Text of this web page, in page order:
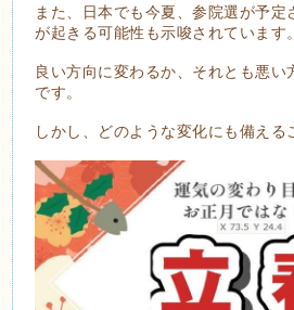
また、日本でも今夏、参院選が予
が起きる可能性も示唆されています。
良い方向に変わるか、それとも悪い
です。
しかし、どのような変化にも備える